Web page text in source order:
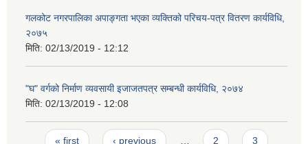
गलकोट नगरपालिका अपाङ्गता भएका व्यक्तिको परिचय-पत्र वितरण कार्यविधि,
२०७५
मिति: 02/13/2019 - 12:12
"घ" वर्गको निर्माण व्यवसायी इजाजतपत्र सम्बन्धी कार्यविधि, २०७४
मिति: 02/13/2019 - 12:08
« first ‹ previous 2 3